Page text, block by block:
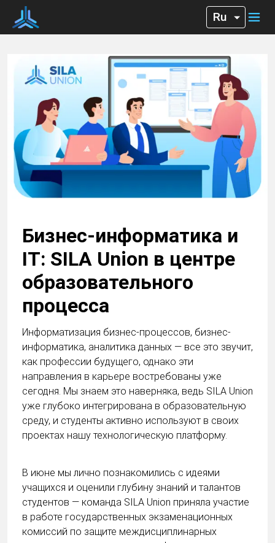
Бизнес-информатика и
IT: SILA Union в центре
образовательного
процесса
Информатизация бизнес-процессов, бизнес-
информатика, аналитика данных — все это звучит,
как профессии будущего, однако эти
направления в карьере востребованы уже
сегодня. Мы знаем это наверняка, ведь SILA Union
уже глубоко интегрирована в образовательную
среду, и студенты активно используют в своих
проектах нашу технологическую платформу.
В июне мы лично познакомились с идеями
учащихся и оценили глубину знаний и талантов
студентов — команда SILA Union приняла участие
в работе государственных экзаменационных
комиссий по защите междисциплинарных